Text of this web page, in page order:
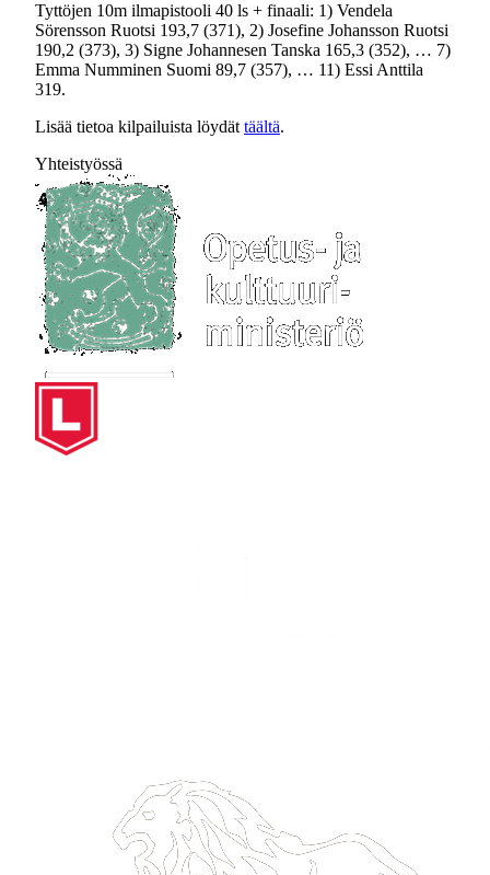
Tyttöjen 10m ilmapistooli 40 ls + finaali: 1) Vendela
Sörensson Ruotsi 193,7 (371), 2) Josefine Johansson Ruotsi
190,2 (373), 3) Signe Johannesen Tanska 165,3 (352), … 7)
Emma Numminen Suomi 89,7 (357), … 11) Essi Anttila
319.
Lisää tietoa kilpailuista löydät täältä.
Yhteistyössä